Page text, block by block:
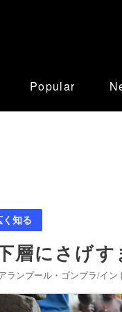
Popular
く知る
層にさげす
ランプール・ゴンプラ/イン